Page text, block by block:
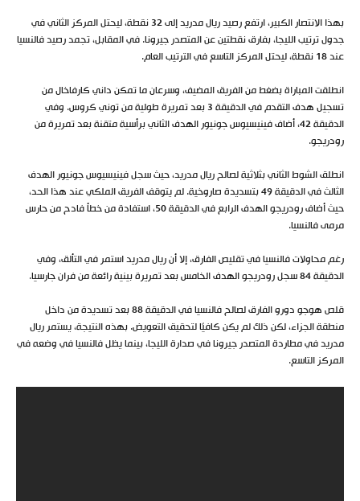
بهذا الانتصار الكبير، ارتفع رصيد ريال مدريد إلى 32 نقطة، ليحتل المركز الثاني في
جدول ترتيب الليجا، بفارق نقطتين عن المتصدر جيرونا. في المقابل، تجمد رصيد فالنسيا
عند 18 نقطة، ليحتل المركز التاسع في الترتيب العام.
انطلقت المباراة بضغط من الفريق المضيف، وسرعان ما تمكن داني كارفاخال من
تسجيل هدف التقدم في الدقيقة 3 بعد تمريرة طولية من توني كروس. وفي
الدقيقة 42، أضاف فينيسيوس جونيور الهدف الثاني برأسية متقنة بعد تمريرة من
رودريجو.
انطلق الشوط الثاني بثلاثية لصالح ريال مدريد، حيث سجل فينيسيوس جونيور الهدف
الثالث في الدقيقة 49 بتسديدة صاروخية. لم يتوقف الفريق الملكي عند هذا الحد،
حيث أضاف رودريجو الهدف الرابع في الدقيقة 50، استفادة من خطأ فادح من حارس
مرمى فالنسيا.
رغم محاولات فالنسيا في تقليص الفارق، إلا أن ريال مدريد استمر في التألق، وفي
الدقيقة 84 سجل رودريجو الهدف الخامس بعد تمريرة بينية رائعة من فران جارسيا.
قلص هوجو دورو الفارق لصالح فالنسيا في الدقيقة 88 بعد تسديدة من داخل
منطقة الجزاء، لكن ذلك لم يكن كافيًا لتحقيق التعويض. بهذه النتيجة، يستمر ريال
مدريد في مطاردة المتصدر جيرونا في صدارة الليجا، بينما يظل فالنسيا في وضعه في
المركز التاسع.